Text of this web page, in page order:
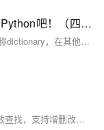
（Python基础）新时代语言！一起学习Python吧！（四）：dict字典和set类型；切片类型、列表生成式；map和reduce迭代器；filter过滤函数、sorted排序函数；lambda函数
dict字典 Python内置了字典：dict的支持，dict全称dictionary，在其他语言中也称为map，使用键-值（key-value）存储，具有极快的查找速度。 我们可以通过声明JS对象一样的方式声明dict
Python字典基于哈希表实现，提供接近O(1)的高效查找，支持增删改查、遍历、合并等丰富操作，广泛应用于计数、缓存、配置管理及JSON处理。其灵活性与性能使其成为数据处理的核心工具。